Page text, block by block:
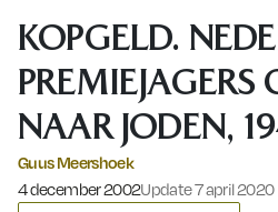
KOPGELD.
PREMIEJAGERS
NAAR JODEN,
Guus Meershoek
Gepubliceerd op:
4 december 2002Update 7 april 2020